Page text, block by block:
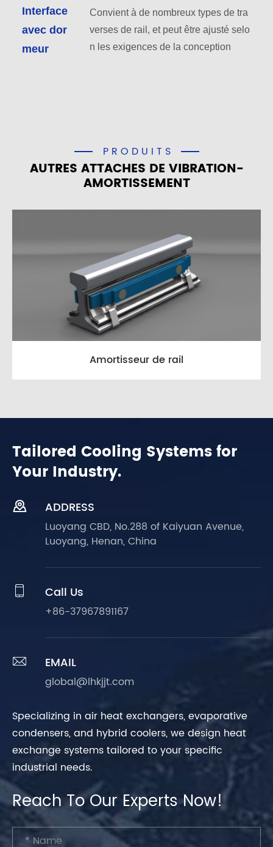
Interface
avec dor
meur
Convient à de nombreux types de tra
verses de rail, et peut être ajusté selo
n les exigences de la conception
PRODUITS
AUTRES ATTACHES DE VIBRATION-
AMORTISSEMENT
Amortisseur de rail
Tailored Cooling Systems for
Your Industry.
 ADDRESS
Luoyang CBD, No.288 of Kaiyuan Avenue,
Luoyang, Henan, China
 Call Us
+86-37967891167
 EMAIL
global@lhkjjt.com
Specializing in air heat exchangers, evaporative
condensers, and hybrid coolers, we design heat
exchange systems tailored to your specific
industrial needs.
Reach To Our Experts Now!